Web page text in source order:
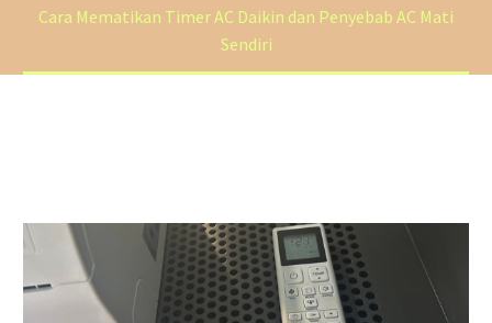
Cara Mematikan Timer AC Daikin dan Penyebab AC Mati
Sendiri